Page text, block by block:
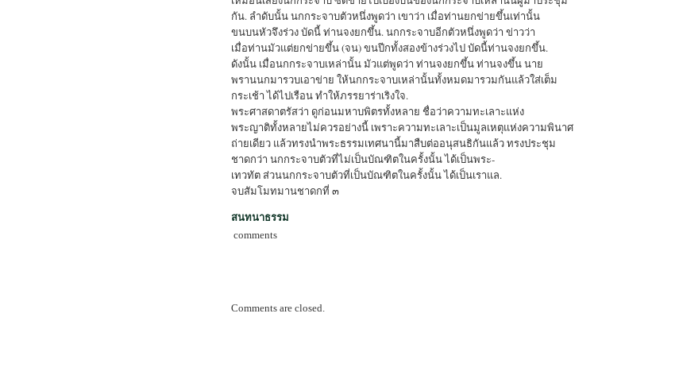
กัน. ลำดับนั้น นกกระจาบตัวหนึ่งพูดว่า เขาว่า เมื่อท่านยกข่ายขึ้นเท่านั้น
ขนบนหัวจึงร่วง บัดนี้ ท่านจงยกขึ้น. นกกระจาบอีกตัวหนึ่งพูดว่า ข่าวว่า
เมื่อท่านมัวแต่ยกข่ายขึ้น (จน) ขนปีกทั้งสองข้างร่วงไป บัดนี้ท่านจงยกขึ้น.
ดังนั้น เมื่อนกกระจาบเหล่านั้น มัวแต่พูดว่า ท่านจงยกขึ้น ท่านจงขึ้น นาย
พรานนกมารวบเอาข่าย ให้นกกระจาบเหล่านั้นทั้งหมดมารวมกันแล้วใส่เต็ม
กระเช้า ได้ไปเรือน ทำให้ภรรยาร่าเริงใจ.
พระศาสดาตรัสว่า ดูก่อนมหาบพิตรทั้งหลาย ชื่อว่าความทะเลาะแห่ง
พระญาติทั้งหลายไม่ควรอย่างนี้ เพราะความทะเลาะเป็นมูลเหตุแห่งความพินาศ
ถ่ายเดียว แล้วทรงนำพระธรรมเทศนานี้มาสืบต่ออนุสนธิกันแล้ว ทรงประชุม
ชาดกว่า นกกระจาบตัวที่ไม่เป็นบัณฑิตในครั้งนั้น ได้เป็นพระ-
เทวทัต ส่วนนกกระจาบตัวที่เป็นบัณฑิตในครั้งนั้น ได้เป็นเราแล.
จบสัมโมทมานชาดกที่ ๓
สนทนาธรรม
comments
Comments are closed.